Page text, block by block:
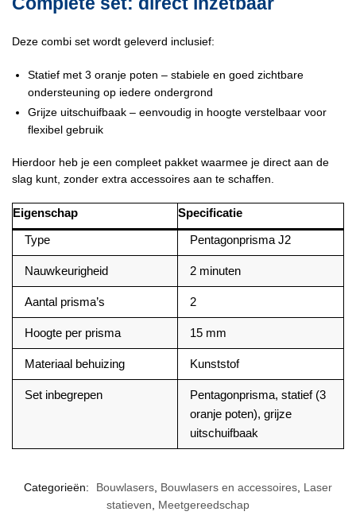
Deze combi set wordt geleverd inclusief:
Statief met 3 oranje poten – stabiele en goed zichtbare
ondersteuning op iedere ondergrond
Grijze uitschuifbaak – eenvoudig in hoogte verstelbaar voor
flexibel gebruik
Hierdoor heb je een compleet pakket waarmee je direct aan de
slag kunt, zonder extra accessoires aan te schaffen.
Eigenschap
Specificatie
Type
Pentagonprisma J2
Nauwkeurigheid 2 minuten
Aantal prisma’s 2
Hoogte per prisma 15 mm
Materiaal behuizing Kunststof
Set inbegrepen
Pentagonprisma, statief (3
oranje poten), grijze
uitschuifbaak
Categorieën: Bouwlasers Bouwlasers en accessoires Laser
statieven
Meetgereedschap